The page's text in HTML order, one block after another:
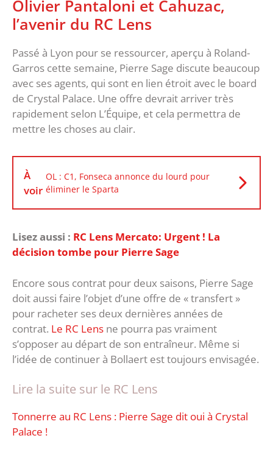
Olivier Pantaloni et Cahuzac,
l’avenir du RC Lens
Passé à Lyon pour se ressourcer, aperçu à Roland-
Garros cette semaine, Pierre Sage discute beaucoup
avec ses agents, qui sont en lien étroit avec le board
de Crystal Palace. Une offre devrait arriver très
rapidement selon L’Équipe, et cela permettra de
mettre les choses au clair.
À
voir
OL : C1, Fonseca annonce du lourd pour
éliminer le Sparta
Lisez aussi : RC Lens Mercato: Urgent ! La
décision tombe pour Pierre Sage
Encore sous contrat pour deux saisons, Pierre Sage
doit aussi faire l’objet d’une offre de « transfert »
pour racheter ses deux dernières années de
contrat. Le RC Lens ne pourra pas vraiment
s’opposer au départ de son entraîneur. Même si
l’idée de continuer à Bollaert est toujours envisagée.
Lire la suite sur le RC Lens
Tonnerre au RC Lens : Pierre Sage dit oui à Crystal
Palace !